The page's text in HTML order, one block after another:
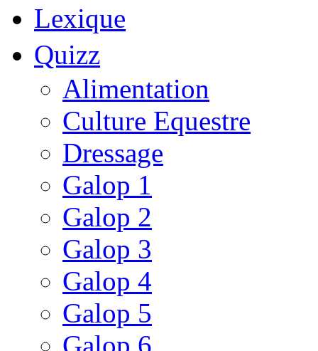
Lexique
Quizz
Alimentation
Culture Equestre
Dressage
Galop 1
Galop 2
Galop 3
Galop 4
Galop 5
Galop 6